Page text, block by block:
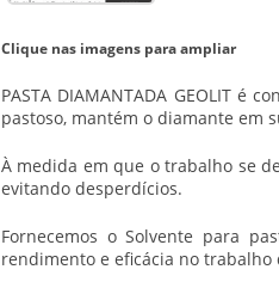
Clique nas imagens para ampliar
PASTA DIAMANTADA GEOLIT é
pastoso, mantém o diamante em
À medida em que o trabalho se
evitando desperdícios.
Fornecemos o Solvente para
rendimento e eficácia no